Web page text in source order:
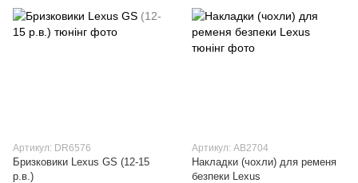
Артикул: DR6576
Бризковики Lexus GS (12-15
р.в.)
Артикул: AB2704
Накладки (чохли) для ременя
безпеки Lexus